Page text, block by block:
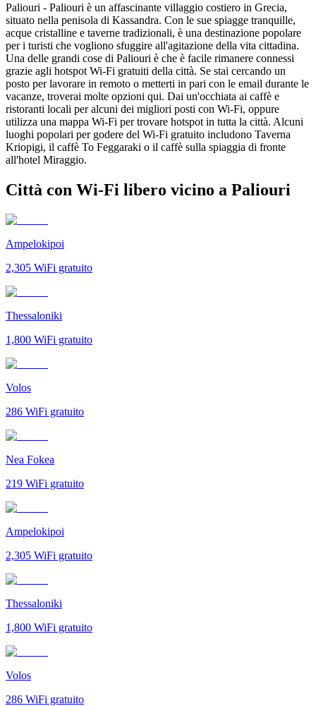
Paliouri - Paliouri è un affascinante villaggio costiero in Grecia,
situato nella penisola di Kassandra. Con le sue spiagge tranquille,
acque cristalline e taverne tradizionali, è una destinazione popolare
per i turisti che vogliono sfuggire all'agitazione della vita cittadina.
Una delle grandi cose di Paliouri è che è facile rimanere connessi
grazie agli hotspot Wi-Fi gratuiti della città. Se stai cercando un
posto per lavorare in remoto o metterti in pari con le email durante le
vacanze, troverai molte opzioni qui. Dai un'occhiata ai caffè e
ristoranti locali per alcuni dei migliori posti con Wi-Fi, oppure
utilizza una mappa Wi-Fi per trovare hotspot in tutta la città. Alcuni
luoghi popolari per godere del Wi-Fi gratuito includono Taverna
Kriopigi, il caffè To Feggaraki o il caffè sulla spiaggia di fronte
all'hotel Miraggio.
Città con Wi-Fi libero vicino a Paliouri
Ampelokipoi
2,305 WiFi gratuito
Thessaloniki
1,800 WiFi gratuito
Volos
286 WiFi gratuito
Nea Fokea
219 WiFi gratuito
Ampelokipoi
2,305 WiFi gratuito
Thessaloniki
1,800 WiFi gratuito
Volos
286 WiFi gratuito